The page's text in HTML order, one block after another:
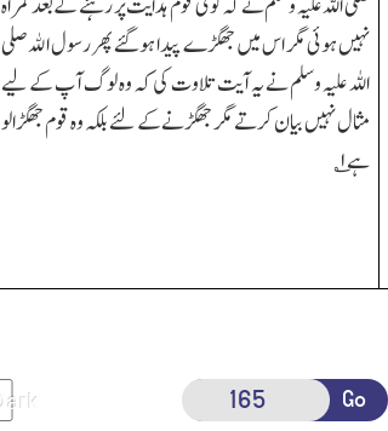
نہیں ہوئی مگر اس میں جھگڑے پیدا ہوگئے پھر رسول اﷲ صلی
اللہ علیہ وسلم نے یہ آیت تلاوت کی کہ وہ لوگ آپ کے لیے
مثال نہیں بیان کرتے مگر جھگڑنے کے لئے بلکہ وہ قوم جھگڑالو
ہے۱؎
Go